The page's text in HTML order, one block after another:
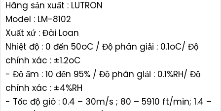
Hãng sản xuất : LUTRON
Model : LM-8102
Xuất xứ : Đài Loan
Nhiệt độ : 0 đến 50oC / Độ phân giải : 0.1oC/ Độ
chính xác : ±1.2oC
- Độ ẩm : 10 đến 95% / Độ phân giải : 0.1%RH/ Độ
chính xác : ±4%RH
- Tốc độ gió : 0.4 – 30m/s ; 80 – 5910 ft/min; 1.4 –